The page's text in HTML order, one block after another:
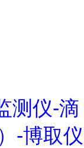
测仪-滴
-博取仪